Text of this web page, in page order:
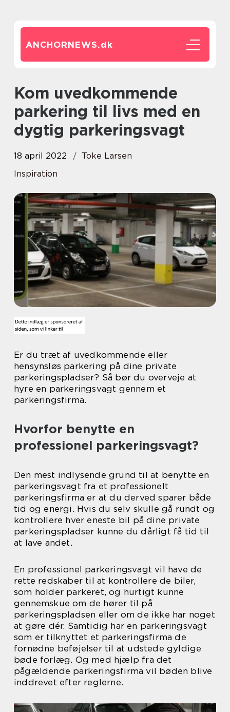
ANCHORNEWS.dk
Kom uvedkommende
parkering til livs med en
dygtig parkeringsvagt
18 april 2022
Toke Larsen
Inspiration
Er du træt af uvedkommende eller
hensynsløs parkering på dine private
parkeringspladser? Så bør du overveje at
hyre en parkeringsvagt gennem et
parkeringsfirma.
Hvorfor benytte en
professionel parkeringsvagt?
Den mest indlysende grund til at benytte en
parkeringsvagt fra et professionelt
parkeringsfirma er at du derved sparer både
tid og energi. Hvis du selv skulle gå rundt og
kontrollere hver eneste bil på dine private
parkeringspladser kunne du dårligt få tid til
at lave andet.
En professionel parkeringsvagt vil have de
rette redskaber til at kontrollere de biler,
som holder parkeret, og hurtigt kunne
gennemskue om de hører til på
parkeringspladsen eller om de ikke har noget
at gøre dér. Samtidig har en parkeringsvagt
som er tilknyttet et parkeringsfirma de
fornødne beføjelser til at udstede gyldige
bøde forlæg. Og med hjælp fra det
pågældende parkeringsfirma vil bøden blive
inddrevet efter reglerne.